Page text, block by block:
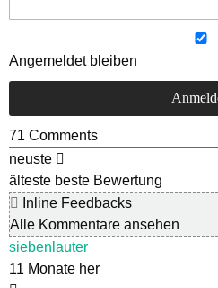
Angemeldet bleiben
71 Comments
neuste
älteste beste Bewertung
Inline Feedbacks
Alle Kommentare ansehen
siebenlauter
11 Monate her